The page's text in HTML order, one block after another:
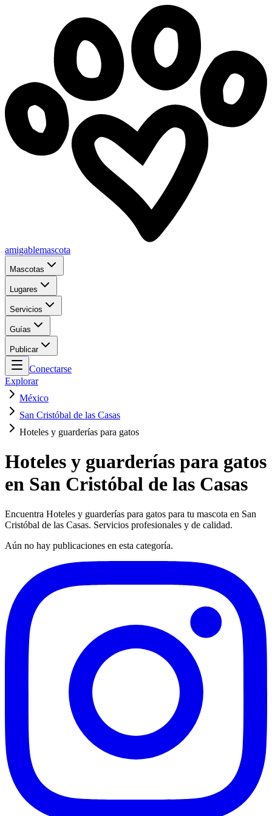
amigablemascota
Mascotas
Lugares
Servicios
Guías
Publicar
Conectarse
Explorar
México
San Cristóbal de las Casas
Hoteles y guarderías para gatos
Hoteles y guarderías para gatos
en San Cristóbal de las Casas
Encuentra Hoteles y guarderías para gatos para tu mascota en San
Cristóbal de las Casas. Servicios profesionales y de calidad.
Aún no hay publicaciones en esta categoría.